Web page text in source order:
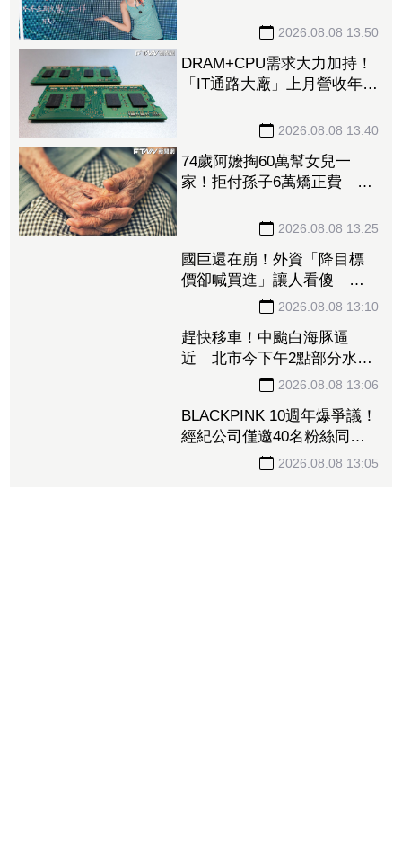
2026.08.08 13:50
DRAM+CPU需求大力加持！
「IT通路大廠」上月營收年增
2026.08.08 13:40
74歲阿嬤掏60萬幫女兒一
家！拒付孫子6萬矯正費 2
2026.08.08 13:25
國巨還在崩！外資「降目標
價卻喊買進」讓人看傻 達
人「3指標」分析：估值合理
趕快移車！中颱白海豚逼
近 北市今下午2點部分水門
2026.08.08 13:06
BLACKPINK 10週年爆爭議！
經紀公司僅邀40名粉絲同